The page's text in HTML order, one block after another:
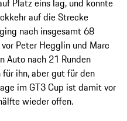
auf die Strecke
nach insgesamt 68
Peter Hegglin und Marc
Auto nach 21 Runden
ihn, aber gut für den
im GT3 Cup ist damit vor
wieder offen.